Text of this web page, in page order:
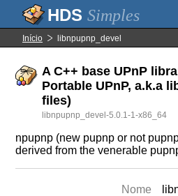
Simples
Início libnpupnp_devel
A C++ base UPnP
Portable UPnP, a.k.a
files)
libnpupnp_devel-5.0.1-1-x86_64
npupnp (new pupnp or not
derived from the venerable
Nome